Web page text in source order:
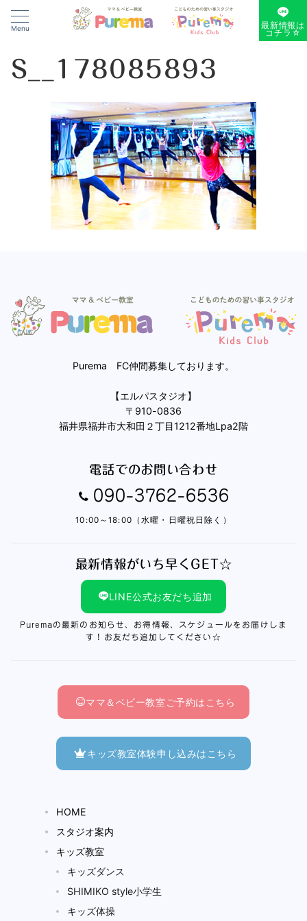
Menu 最新情報は
コチラ☆
S__178085893
Purema FC仲間募集しております。
【エルパスタジオ】
〒910-0836
福井県福井市大和田２丁目1212番地Lpa2階
電話でのお問い合わせ
090-3762-6536
10:00～18:00（水曜・日曜祝日除く）
最新情報がいち早くGET☆
LINE公式お友だち追加
Puremaの最新のお知らせ、お得情報、スケジュールをお届けしま
す！お友だち追加してください☆
ママ＆ベビー教室ご予約はこちら
キッズ教室体験申し込みはこちら
HOME
スタジオ案内
キッズ教室
キッズダンス
SHIMIKO style小学生
キッズ体操